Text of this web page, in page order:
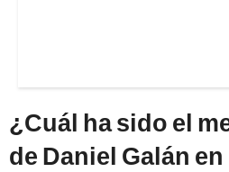
¿Cuál ha sido el
de Daniel Galán